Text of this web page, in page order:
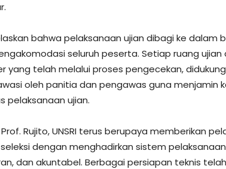
bahwa pelaksanaan ujian dibagi ke
seluruh peserta. Setiap ruang
yang telah melalui proses pengecekan,
oleh panitia dan pengawas guna menjamin
pelaksanaan ujian.
Rujito, UNSRI terus berupaya memberikan
dengan menghadirkan sistem
dan akuntabel. Berbagai persiapan teknis